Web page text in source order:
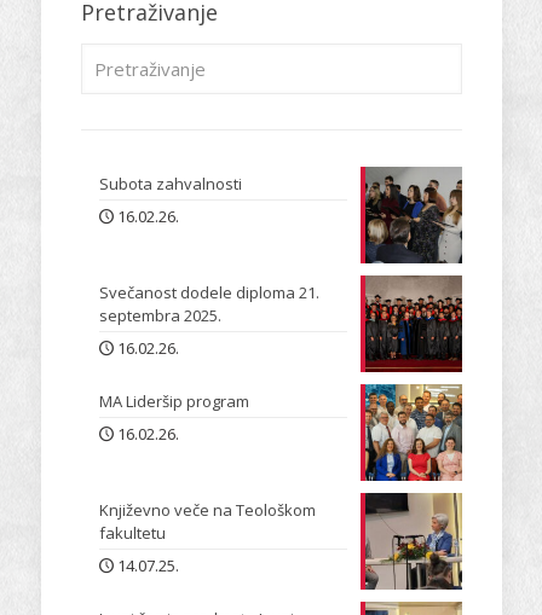
Pretraživanje
Subota zahvalnosti
16.02.26.
Svečanost dodele diploma 21.
septembra 2025.
16.02.26.
MA Lideršip program
16.02.26.
Književno veče na Teološkom
fakultetu
14.07.25.